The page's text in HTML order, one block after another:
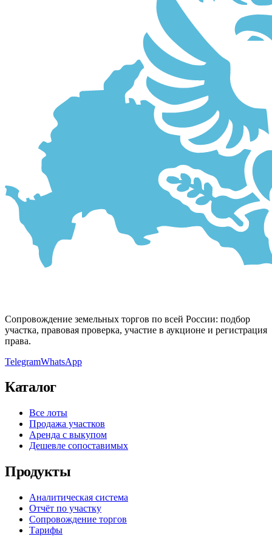
Сопровождение земельных торгов по всей России: подбор
участка, правовая проверка, участие в аукционе и регистрация
права.
TelegramWhatsApp
Каталог
Все лоты
Продажа участков
Аренда с выкупом
Дешевле сопоставимых
Продукты
Аналитическая система
Отчёт по участку
Сопровождение торгов
Тарифы